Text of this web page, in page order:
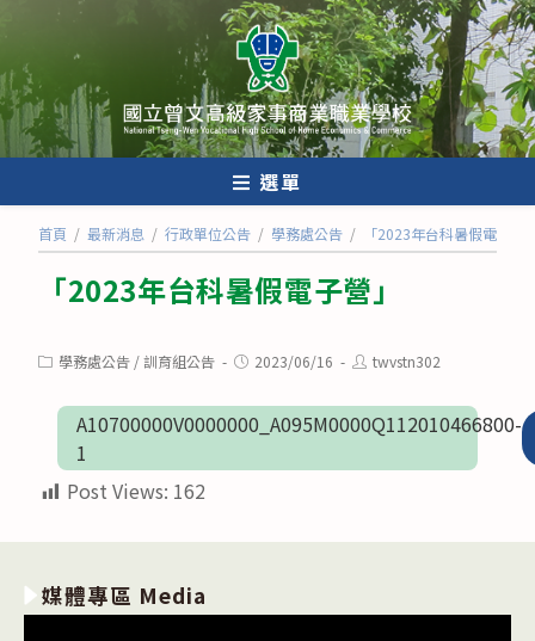
轉
至
主
要
內
選單
首頁 / 最新消息 / 行政單位公告 / 學務處公告 / 「2023年台科暑假電子營
「2023年台科暑假電子營」
Post學務處公告 /訓育組公告
Post2023/06/16
Posttwvstn302
A10700000V0000000_A095M0000Q112010466800-
1
Post Views: 162
媒體專區 Media